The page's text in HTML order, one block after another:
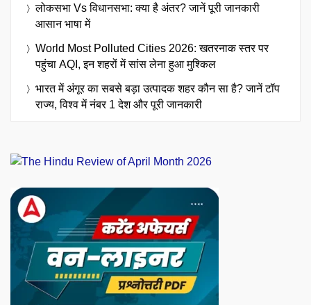
लोकसभा Vs विधानसभा: क्या है अंतर? जानें पूरी जानकारी
आसान भाषा में
World Most Polluted Cities 2026: खतरनाक स्तर पर
पहुंचा AQI, इन शहरों में सांस लेना हुआ मुश्किल
भारत में अंगूर का सबसे बड़ा उत्पादक शहर कौन सा है? जानें टॉप
राज्य, विश्व में नंबर 1 देश और पूरी जानकारी